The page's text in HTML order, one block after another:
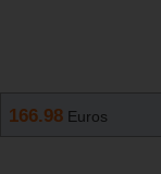
166.98 Euros